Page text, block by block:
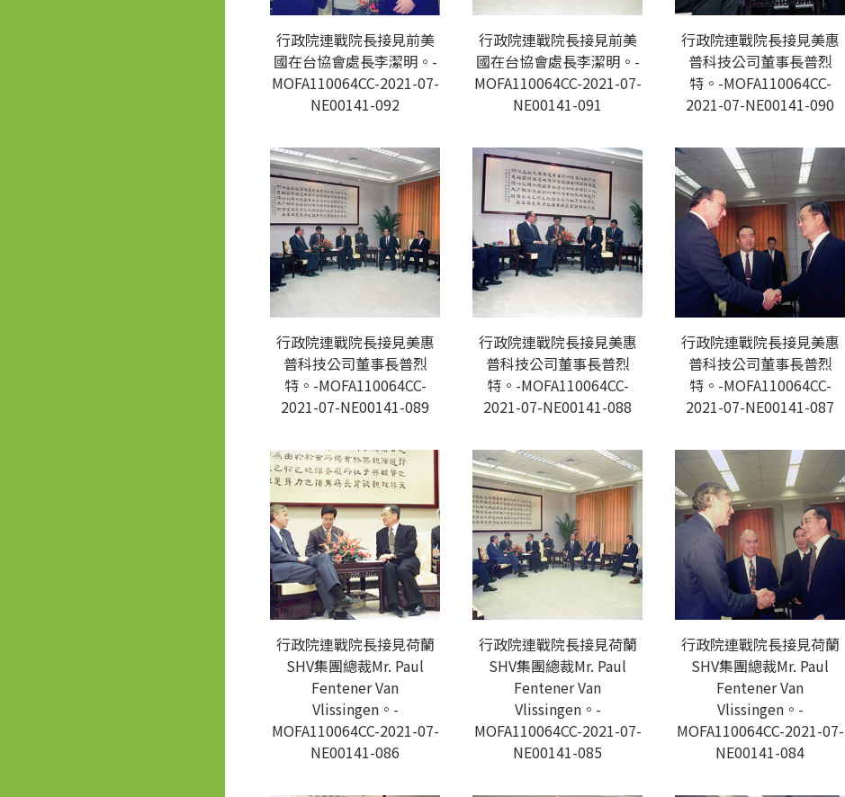
行政院連戰院長接見前美
國在台協會處長李潔明。-
MOFA110064CC-2021-07-
NE00141-092
行政院連戰院長接見前美
國在台協會處長李潔明。-
MOFA110064CC-2021-07-
NE00141-091
行政院連戰院長接見美惠
普科技公司董事長普烈
特。-MOFA110064CC-
2021-07-NE00141-090
行政院連戰院長接見美惠
普科技公司董事長普烈
特。-MOFA110064CC-
2021-07-NE00141-089
行政院連戰院長接見美惠
普科技公司董事長普烈
特。-MOFA110064CC-
2021-07-NE00141-088
行政院連戰院長接見美惠
普科技公司董事長普烈
特。-MOFA110064CC-
2021-07-NE00141-087
行政院連戰院長接見荷蘭
SHV集團總裁Mr. Paul
Fentener Van
Vlissingen。-
MOFA110064CC-2021-07-
NE00141-086
行政院連戰院長接見荷蘭
SHV集團總裁Mr. Paul
Fentener Van
Vlissingen。-
MOFA110064CC-2021-07-
NE00141-085
行政院連戰院長接見荷蘭
SHV集團總裁Mr. Paul
Fentener Van
Vlissingen。-
MOFA110064CC-2021-07-
NE00141-084